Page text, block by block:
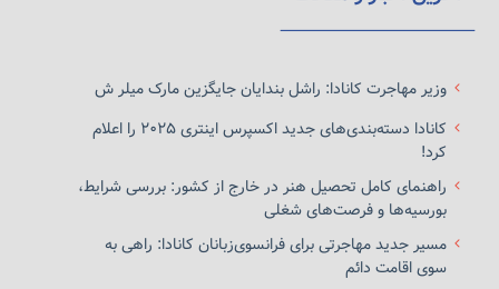
وزیر مهاجرت کانادا: راشل بندایان جایگزین مارک میلر ش
کانادا دسته‌بندی‌های جدید اکسپرس اینتری ۲۰۲۵ را اعلام
کرد!
راهنمای کامل تحصیل هنر در خارج از کشور: بررسی شرایط،
بورسیه‌ها و فرصت‌های شغلی
مسیر جدید مهاجرتی برای فرانسوی‌زبانان کانادا: راهی به
سوی اقامت دائم